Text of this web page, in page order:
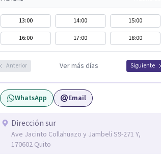
13:00 14:00
15:00
16:00
17:00 18:00
Anterior Ver más días Siguiente
WhatsApp Email
Dirección sur
Ave Jacinto Collahuazo y Jambeli S9-271 Y,
170602 Quito